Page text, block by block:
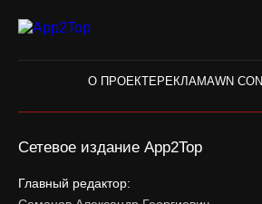
О ПРОЕКТЕРЕКЛАМАWN
Сетевое издание App2Top
Главный редактор: